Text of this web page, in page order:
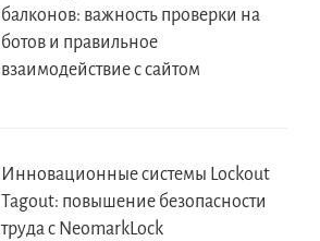
балконов: важность проверки на
ботов и правильное
взаимодействие с сайтом
Инновационные системы Lockout
Tagout: повышение безопасности
труда с NeomarkLock